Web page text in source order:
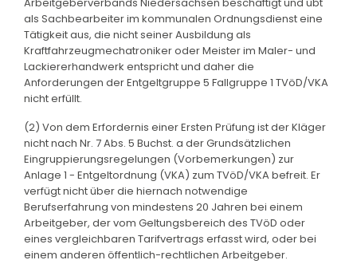
als Sachbearbeiter im kommunalen Ordnungsdienst eine
Tätigkeit aus, die nicht seiner Ausbildung als
Kraftfahrzeugmechatroniker oder Meister im Maler- und
Lackiererhandwerk entspricht und daher die
Anforderungen der Entgeltgruppe 5 Fallgruppe 1 TVöD/VKA
nicht erfüllt.
(2) Von dem Erfordernis einer Ersten Prüfung ist der Kläger
nicht nach Nr. 7 Abs. 5 Buchst. a der Grundsätzlichen
Eingruppierungsregelungen (Vorbemerkungen) zur
Anlage 1 - Entgeltordnung (VKA) zum TVöD/VKA befreit. Er
verfügt nicht über die hiernach notwendige
Berufserfahrung von mindestens 20 Jahren bei einem
Arbeitgeber, der vom Geltungsbereich des TVöD oder
eines vergleichbaren Tarifvertrags erfasst wird, oder bei
einem anderen öffentlich-rechtlichen Arbeitgeber.